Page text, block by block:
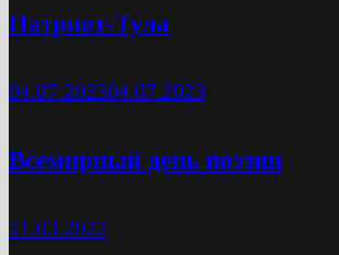
Патриот-Тула
04.07.202304.07.2023
Всемирный день поэзии
21.03.2022